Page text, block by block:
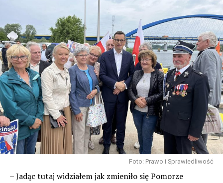
Foto: Prawo i Sprawiedliwość
– Jadąc tutaj widziałem jak zmieniło się Pomorze